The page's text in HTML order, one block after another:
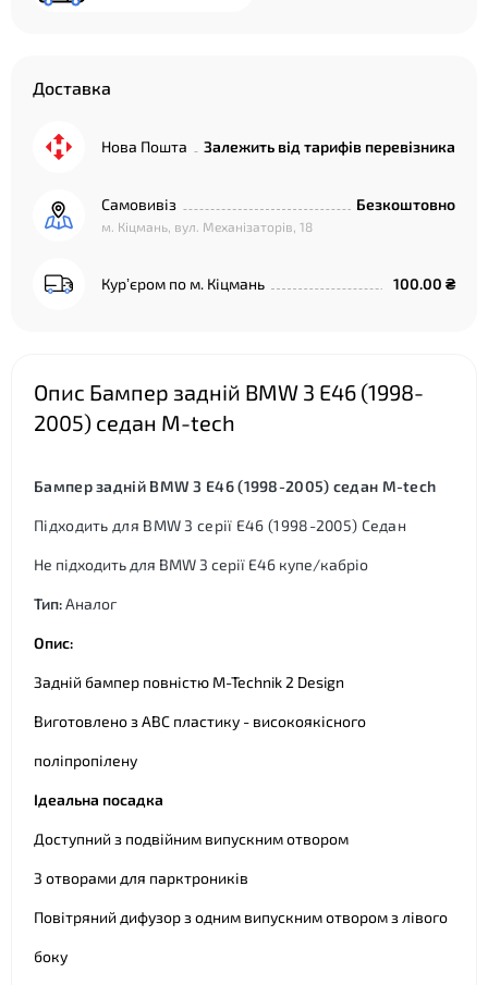
Доставка
Нова Пошта Залежить від тарифів перевізника
Самовивіз
м. Кіцмань, вул. Механізаторів, 18
Безкоштовно
Курʼєром по м. Кіцмань 100.00 ₴
Опис Бампер задній BMW 3 E46 (1998-
2005) седан M-tech
Бампер задній BMW 3 E46 (1998-2005) седан M-tech
Підходить для BMW 3 серії E46 (1998-2005) Седан
Не підходить для BMW 3 серії E46 купе/кабріо
Тип:Аналог
Опис:
Задній бампер повністю M-Technik 2 Design
Виготовлено з ABC пластику - високоякісного
поліпропілену
Ідеальна посадка
Доступний з подвійним випускним отвором
З отворами для парктроників
Повітряний дифузор з одним випускним отвором з лівого
боку